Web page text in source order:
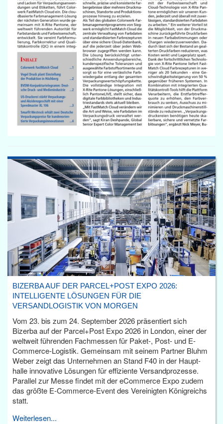
BIZERBA AUF DER PARCEL+POST EXPO 2026:
INTELLIGENTE LÖSUNGEN FÜR DIE
VERSANDLOGISTIK VON MORGEN
Vom 23. bis zum 24. September 2026 präsentiert sich
Bizerba auf der Parcel+Post Expo 2026 in London, einer der
weltweit führenden Fachmessen für Paket-, Post- und E-
Commerce-Logistik. Gemeinsam mit seinem Partner Bluhm
Weber zeigt das Unternehmen an Stand F40 in der Haupt­
halle innovative Lösungen für effiziente Versandprozesse.
Parallel zur Messe findet mit der eCommerce Expo zudem
das größte E-Commerce-Event des Vereinigten Königreichs
statt.
Weiterlesen...